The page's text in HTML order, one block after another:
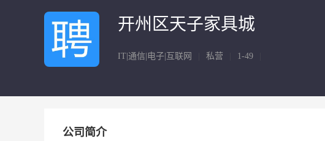
开州区天子家具城
IT|通信|电子|互联网 私营 1-49
公司简介